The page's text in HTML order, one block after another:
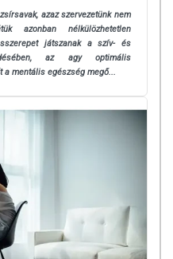
azaz szervezetünk nem
azonban nélkülözhetetlen
játszanak a szív- és
az agy optimális
a mentális egészség megő...